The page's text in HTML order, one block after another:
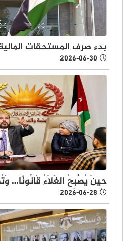
بدء صرف المستحقات
2026-06-30
حِينَ يُصْبِحُ الغَلَاءُ قَانُونًا…
2026-06-28